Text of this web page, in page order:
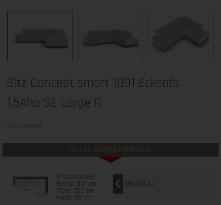
Sitz Concept smart 1001 Ecksofa
1,5Aho SE Large R
Sitz Concept
JETZT KONFIGURIEREN
Produktmaße
Breite: 312 cm
Tiefe: 260 cm
Höhe: 85 cm
Modellart